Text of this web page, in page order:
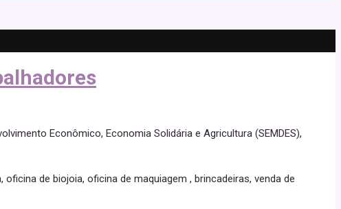
Econômico, Economia Solidária e Agricultura (SEMDES),
de biojoia, oficina de maquiagem , brincadeiras, venda de